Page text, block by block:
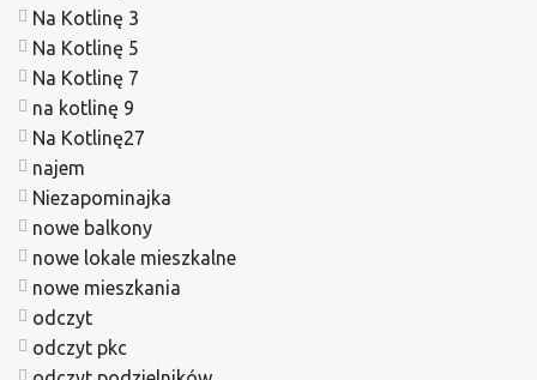
Na Kotlinę 3
Na Kotlinę 5
Na Kotlinę 7
na kotlinę 9
Na Kotlinę27
najem
Niezapominajka
nowe balkony
nowe lokale mieszkalne
nowe mieszkania
odczyt
odczyt pkc